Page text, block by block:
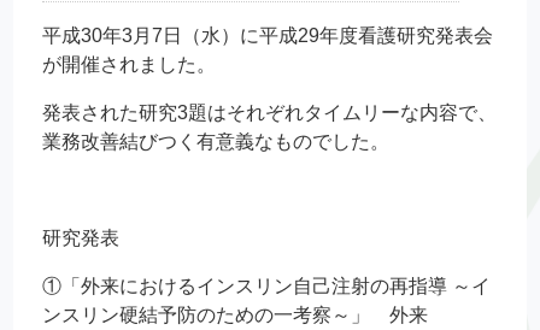
平成30年3月7日（水）に平成29年度看護研究発表会
が開催されました。
発表された研究3題はそれぞれタイムリーな内容で、
業務改善結びつく有意義なものでした。
研究発表
①「外来におけるインスリン自己注射の再指導 ～イ
ンスリン硬結予防のための一考察～」 外来